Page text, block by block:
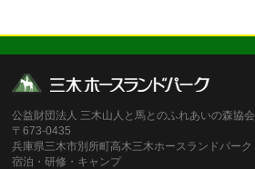
公益財団法人 三木山人と馬とのふれあいの森協会
〒673-0435
兵庫県三木市別所町高木三木ホースランドパーク
宿泊・研修・キャンプ